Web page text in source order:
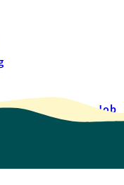
selvbetjeningJob